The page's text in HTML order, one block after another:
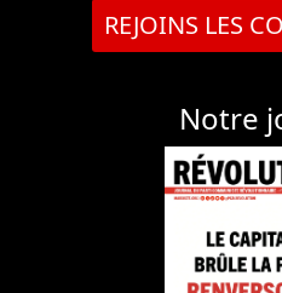
REJOINS LES
Notre